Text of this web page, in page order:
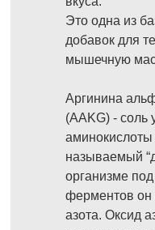
Это одна из
добавок для
мышечную
Аргинина
(AAKG) - соль
аминокислоты
называемый
организме
ферментов он
азота. Оксид